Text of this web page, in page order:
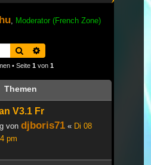
Moderator (French Zone)
Suche
• Seite 1 von 1
Themen
V3.1 Fr
von djboris71 « Di 08
pm